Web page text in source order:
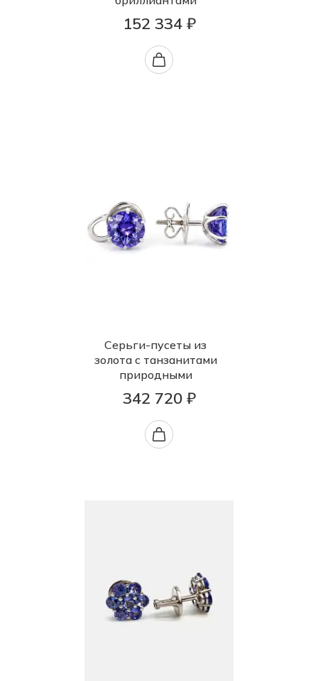
152 334 ₽
Серьги-пусеты из
золота с танзанитами
природными
342 720 ₽